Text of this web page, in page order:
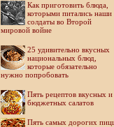
Как приготовить блюда,
которыми питались наши
солдаты во Второй
мировой войне
25 удивительно вкусных
национальных блюд,
которые обязательно
нужно попробовать
Пять рецептов вкусных и
бюджетных салатов
Пять самых дорогих